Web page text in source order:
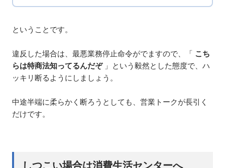
ということです。
違反した場合は、最悪業務停止命令がでますので、「 こち
らは特商法知ってるんだぞ」という毅然とした態度で、ハ
ッキリ断るようにしましょう。
中途半端に柔らかく断ろうとしても、営業トークが長引く
だけです。
しつこい場合は消費生活センターへ